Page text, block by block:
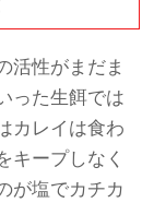
活性がまだま
った生餌では
カレイは食わ
キープしなく
が塩でカチカ